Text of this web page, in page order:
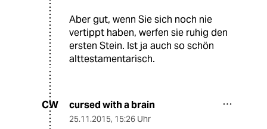
Aber gut, wenn Sie sich noch nie
vertippt haben, werfen sie ruhig den
ersten Stein. Ist ja auch so schön
alttestamentarisch.
CW cursed with a brain
25.11.2015, 15:26 Uhr